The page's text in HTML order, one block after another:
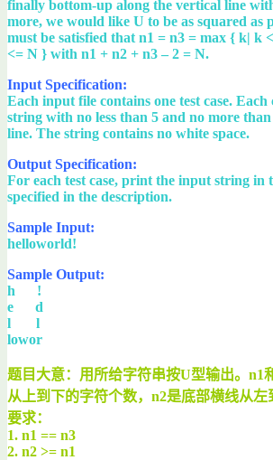
finally bottom-up along the vertical line
more, we would like U to be as squared as
must be satisfied that n1 = n3 = max { k| k
<= N } with n1 + n2 + n3 – 2 = N.
Input Specification:
Each input file contains one test case. Each
string with no less than 5 and no more
line. The string contains no white space.
Output Specification:
For each test case, print the input string in
specified in the description.
Sample Input:
helloworld!
Sample Output:
h !
e d
l l
lowor
题目大意：用所给字符串按U型输出。n1
从上到下的字符个数，n2是底部横线从左
要求：
1. n1 == n3
2. n2 >= n1